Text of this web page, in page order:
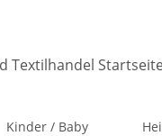
Kinder / Baby